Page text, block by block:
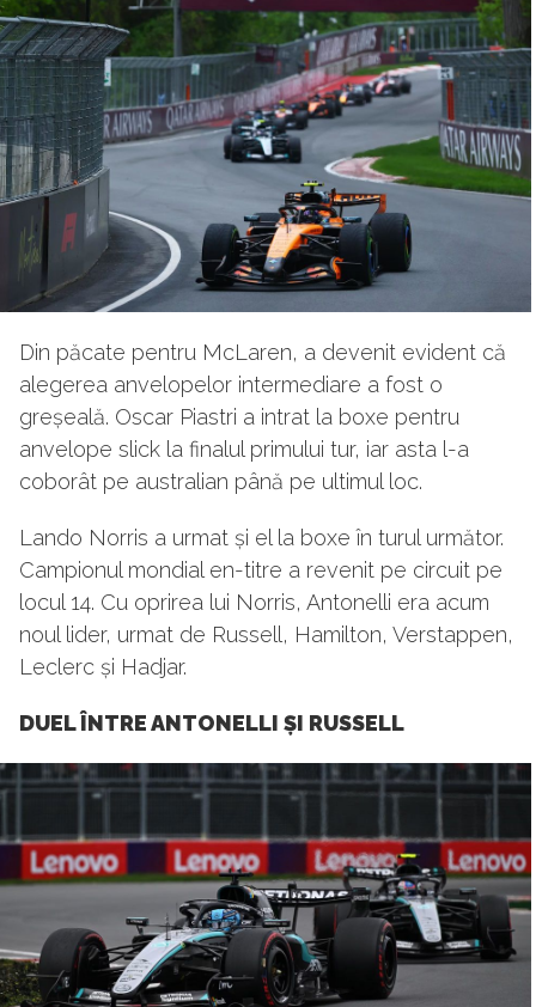
Din păcate pentru McLaren, a devenit evident că
alegerea anvelopelor intermediare a fost o
greșeală. Oscar Piastri a intrat la boxe pentru
anvelope slick la finalul primului tur, iar asta l-a
coborât pe australian până pe ultimul loc.
Lando Norris a urmat și el la boxe în turul următor.
Campionul mondial en-titre a revenit pe circuit pe
locul 14. Cu oprirea lui Norris, Antonelli era acum
noul lider, urmat de Russell, Hamilton, Verstappen,
Leclerc și Hadjar.
DUEL ÎNTRE ANTONELLI ȘI RUSSELL